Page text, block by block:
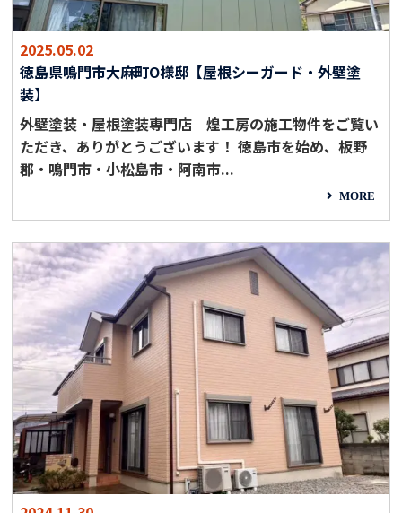
2025.05.02
徳島県鳴門市大麻町O様邸【屋根シーガード・外壁塗
装】
外壁塗装・屋根塗装専門店 煌工房の施工物件をご覧い
ただき、ありがとうございます！ 徳島市を始め、板野
郡・鳴門市・小松島市・阿南市...
MORE